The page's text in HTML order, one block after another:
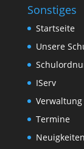
Sonstiges
Startseite
Unsere
IServ
Verwaltung
Termine
Neuigkeiten